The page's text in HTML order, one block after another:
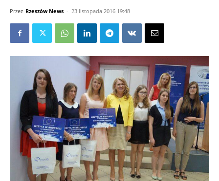
Przez Rzeszów News - 23 listopada 2016 19:48